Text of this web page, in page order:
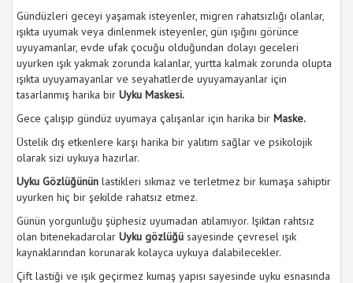
Gündüzleri geceyi yaşamak isteyenler, migren rahatsızlığı olanlar,
ışıkta uyumak veya dinlenmek isteyenler, gün ışığını görünce
uyuyamanlar, evde ufak çocuğu olduğundan dolayı geceleri
uyurken ışık yakmak zorunda kalanlar, yurtta kalmak zorunda olupta
ışıkta uyuyamayanlar ve seyahatlerde uyuyamayanlar için
tasarlanmış harika bir Uyku Maskesi.
Gece çalışıp gündüz uyumaya çalışanlar için harika bir Maske.
Üstelik dış etkenlere karşı harika bir yalıtım sağlar ve psikolojik
olarak sizi uykuya hazırlar.
Uyku Gözlüğünün lastikleri sıkmaz ve terletmez bir kumaşa sahiptir
uyurken hiç bir şekilde rahatsız etmez.
Günün yorgunluğu şüphesiz uyumadan atılamıyor. Işıktan rahtsız
olan bitenekadarcılar Uyku gözlüğü sayesinde çevresel ışık
kaynaklarından korunarak kolayca uykuya dalabilecekler.
Çift lastiği ve ışık geçirmez kumaş yapısı sayesinde uyku esnasında